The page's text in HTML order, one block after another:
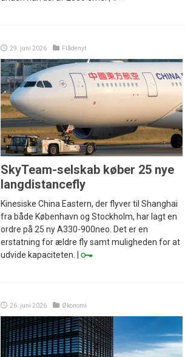
29. juni 2026 Flådenyt
SkyTeam-selskab køber 25 nye
langdistancefly
Kinesiske China Eastern, der flyver til Shanghai
fra både København og Stockholm, har lagt en
ordre på 25 ny A330-900neo. Det er en
erstatning for ældre fly samt muligheden for at
udvide kapaciteten. |
26. juni 2026 Økonomi